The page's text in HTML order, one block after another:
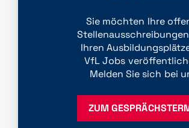
Sie möchten Ihre
Ihren
VfL Jobs
Melden Sie sich bei
ZUM